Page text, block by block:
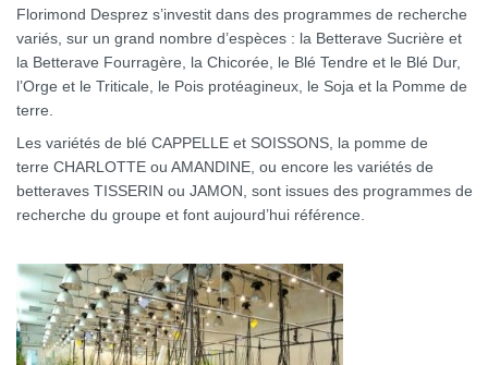
Florimond Desprez s’investit dans des programmes de recherche
variés, sur un grand nombre d’espèces : la Betterave Sucrière et
la Betterave Fourragère, la Chicorée, le Blé Tendre et le Blé Dur,
l’Orge et le Triticale, le Pois protéagineux, le Soja et la Pomme de
terre.
Les variétés de blé CAPPELLE et SOISSONS, la pomme de
terre CHARLOTTE ou AMANDINE, ou encore les variétés de
betteraves TISSERIN ou JAMON, sont issues des programmes de
recherche du groupe et font aujourd’hui référence.